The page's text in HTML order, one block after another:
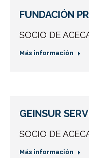
FUNDACIÓN
SOCIO DE
Más información
GEINSUR
SOCIO DE
Más información